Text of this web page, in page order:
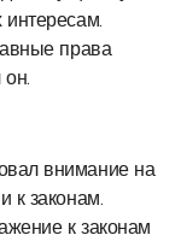
интересам.
права
он.
внимание на
к законам.
к законам